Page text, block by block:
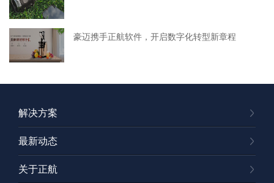
豪迈携手正航软件，开启数字化转型新章程
解决方案
最新动态
关于正航